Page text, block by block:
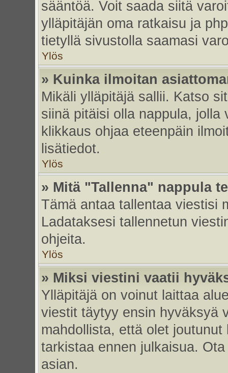
sääntöä. Voit saada siitä
ylläpitäjän oma ratkaisu ja
tietyllä sivustolla saamasi
Ylös
» Kuinka ilmoitan
Mikäli ylläpitäjä sallii. Katso
siinä pitäisi olla nappula, jolla
klikkaus ohjaa eteenpäin
lisätiedot.
Ylös
» Mitä "Tallenna" nappula
Tämä antaa tallentaa viestisi
Ladataksesi tallennetun
ohjeita.
Ylös
» Miksi viestini vaatii
Ylläpitäjä on voinut laittaa
viestit täytyy ensin hyväksyä
mahdollista, että olet
tarkistaa ennen julkaisua.
asian.